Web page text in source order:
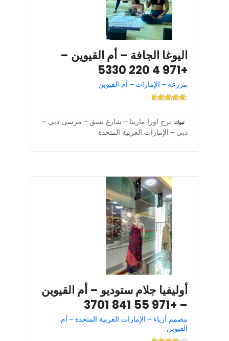
اليوغا الجافة – أم القيوين –
+971 4 220 5330
مزرعة – الإمارات – أم القيوين
تبوك
برج اورا مارينا – شارع نسق – مرسى دبي –
دبي – الإمارات العربية المتحدة
أوليفيا جلام ستوديو – أم القيوين
– +971 55 841 3701
مصمم أزياء – الإمارات العربية المتحدة – أم
القيوين